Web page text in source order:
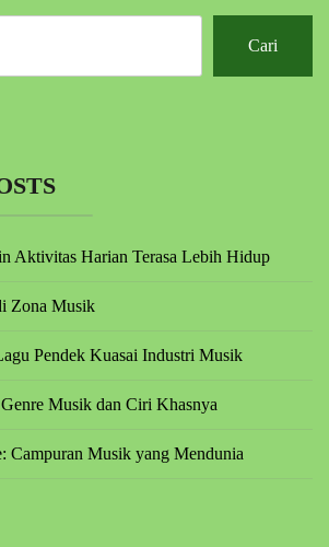
Cari
Aktivitas Harian Terasa Lebih Hidup
Zona Musik
Pendek Kuasai Industri Musik
Musik dan Ciri Khasnya
Campuran Musik yang Mendunia